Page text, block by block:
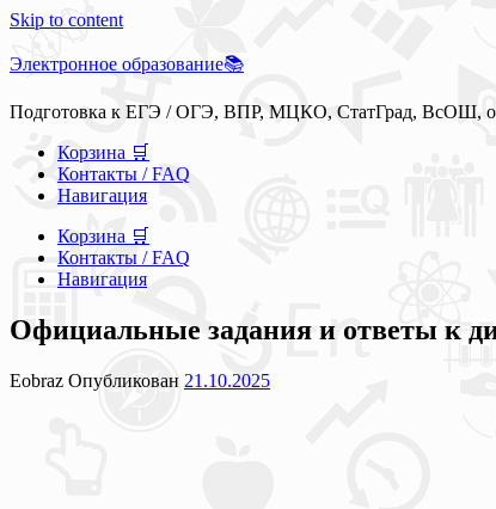
Skip to content
Электронное образование📚
Подготовка к ЕГЭ / ОГЭ, ВПР, МЦКО, СтатГрад, ВсОШ,
Корзина 🛒
Контакты / FAQ
Навигация
Корзина 🛒
Контакты / FAQ
Навигация
Официальные задания и ответы к
Eobraz Опубликован 21.10.2025